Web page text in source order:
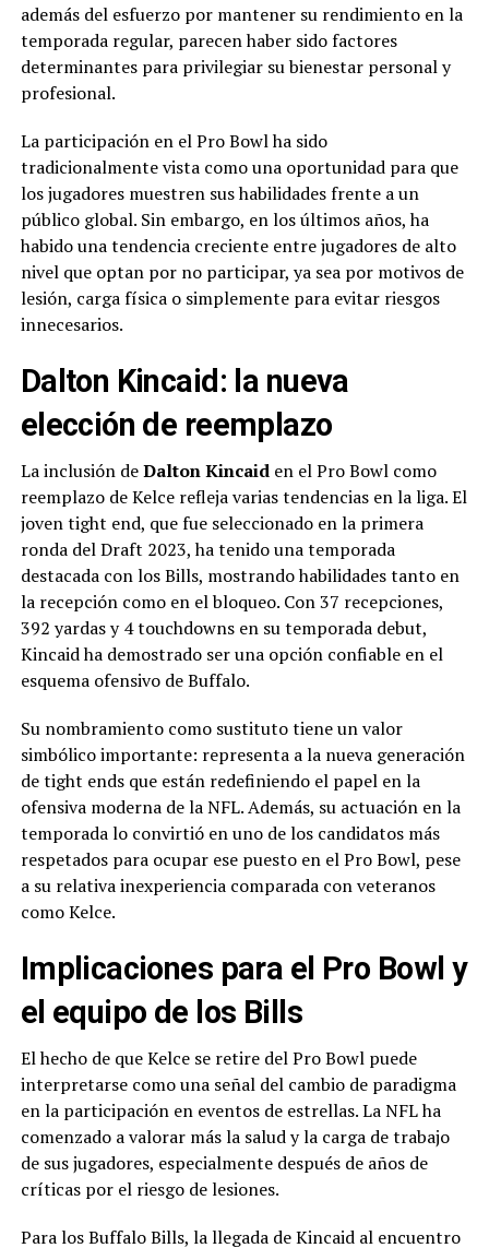
además del esfuerzo por mantener su rendimiento en la
temporada regular, parecen haber sido factores
determinantes para privilegiar su bienestar personal y
profesional.
La participación en el Pro Bowl ha sido
tradicionalmente vista como una oportunidad para que
los jugadores muestren sus habilidades frente a un
público global. Sin embargo, en los últimos años, ha
habido una tendencia creciente entre jugadores de alto
nivel que optan por no participar, ya sea por motivos de
lesión, carga física o simplemente para evitar riesgos
innecesarios.
Dalton Kincaid: la nueva
elección de reemplazo
La inclusión deDalton Kincaiden el Pro Bowl como
reemplazo de Kelce refleja varias tendencias en la liga. El
joven tight end, que fue seleccionado en la primera
ronda del Draft 2023, ha tenido una temporada
destacada con los Bills, mostrando habilidades tanto en
la recepción como en el bloqueo. Con 37 recepciones,
392 yardas y 4 touchdowns en su temporada debut,
Kincaid ha demostrado ser una opción confiable en el
esquema ofensivo de Buffalo.
Su nombramiento como sustituto tiene un valor
simbólico importante: representa a la nueva generación
de tight ends que están redefiniendo el papel en la
ofensiva moderna de la NFL. Además, su actuación en la
temporada lo convirtió en uno de los candidatos más
respetados para ocupar ese puesto en el Pro Bowl, pese
a su relativa inexperiencia comparada con veteranos
como Kelce.
Implicaciones para el Pro Bowl y
el equipo de los Bills
El hecho de que Kelce se retire del Pro Bowl puede
interpretarse como una señal del cambio de paradigma
en la participación en eventos de estrellas. La NFL ha
comenzado a valorar más la salud y la carga de trabajo
de sus jugadores, especialmente después de años de
críticas por el riesgo de lesiones.
Para los Buffalo Bills, la llegada de Kincaid al encuentro